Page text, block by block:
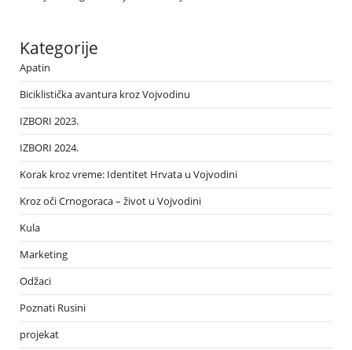
Kategorije
Apatin
Biciklistička avantura kroz Vojvodinu
IZBORI 2023.
IZBORI 2024.
Korak kroz vreme: Identitet Hrvata u Vojvodini
Kroz oči Crnogoraca – život u Vojvodini
Kula
Marketing
Odžaci
Poznati Rusini
projekat